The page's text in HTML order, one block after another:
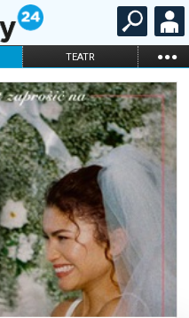
TEATR ...
STAND-UP
KARNETY